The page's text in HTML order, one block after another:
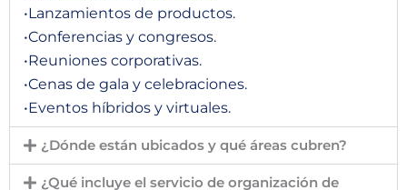
•Lanzamientos de productos.
•Conferencias y congresos.
•Reuniones corporativas.
•Cenas de gala y celebraciones.
•Eventos híbridos y virtuales.
¿Dónde están ubicados y qué áreas cubren?
¿Qué incluye el servicio de organización de